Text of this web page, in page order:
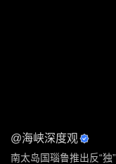
@海峡深度观
南太岛国瑙鲁推出反“